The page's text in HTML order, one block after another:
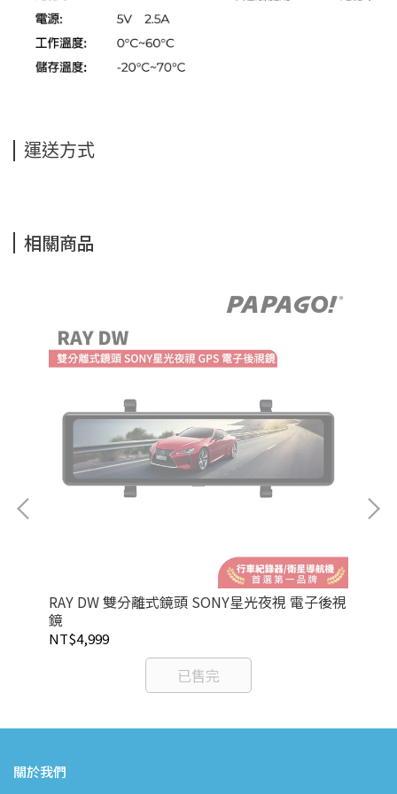
運送方式
相關商品
RAY DW 雙分離式鏡頭 SONY星光夜視 電子後視
鏡
NT$4,999
已售完
關於我們